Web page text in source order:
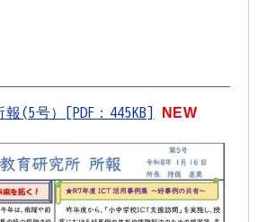
報(5号）[PDF：445KB] NEW